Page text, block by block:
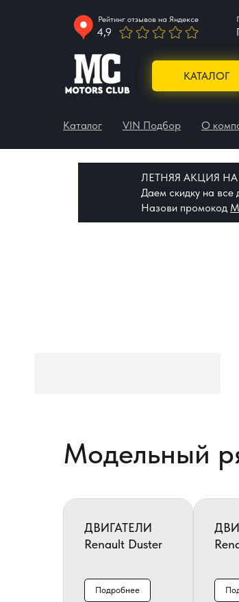
Рейтинг отзывов на Яндексе
4,9
КАТАЛОГ
Каталог VIN Подбор О
ЛЕТНЯЯ АКЦИЯ НА
Даем скидку на все
Назови промокод
Модельный
ДВИГАТЕЛИ
Renault Duster
Подробнее